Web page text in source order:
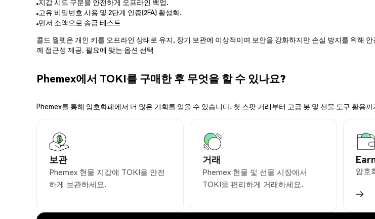
지갑 시드 구문을 안전하게 오프라인 백업.
고유 비밀번호 사용 및 2단계 인증(2FA) 활성화.
먼저 소액으로 송금 테스트
콜드 월렛은 개인 키를 오프라인 상태로 유지, 장기 보관에 이상적이며 보안을 강화하지만 손실 방지를 위해
께 접근성 제공. 필요에 맞는 옵션 선택
Phemex에서 TOKI를 구매한 후 무엇을 할 수 있나요?
Phemex를 통해 암호화폐에서 더 많은 기회를 얻을 수 있습니다. 첫 스팟 거래부터 고급 봇 및 선물 도구 활용
보관
Phemex 현물 지갑에 TOKI을 안전
하게 보관하세요.
거래
Phemex 현물 및 선물 시장에서
TOKI을 편리하게 거래하세요.
암호